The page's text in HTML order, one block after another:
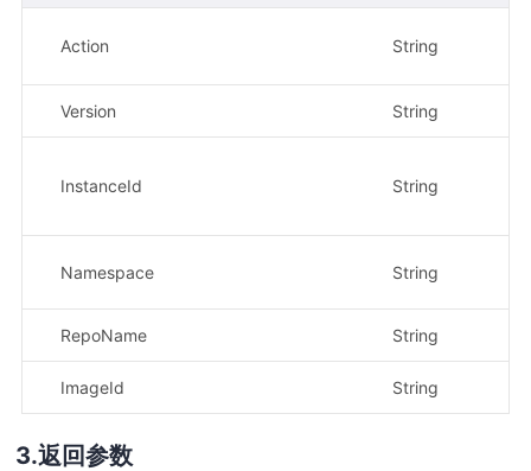
Action String
Version String
InstanceId String
Namespace String
RepoName String
ImageId String
返回参数